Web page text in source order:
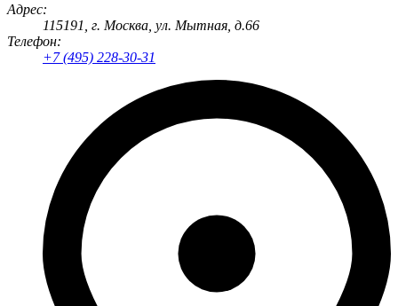
Адрес:
115191 , г. Москва ул. Мытная, д.66
Телефон:
+7 (495) 228-30-31